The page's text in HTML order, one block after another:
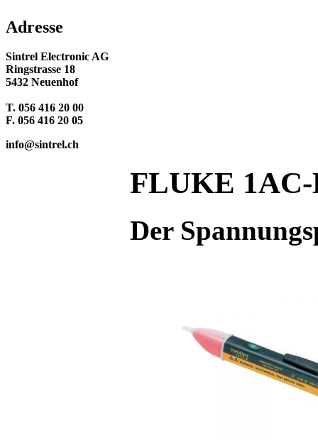
Adresse
Sintrel Electronic AG
Ringstrasse 18
5432 Neuenhof
T. 056 416 20 00
F. 056 416 20 05
info@sintrel.ch
FLUKE
Der